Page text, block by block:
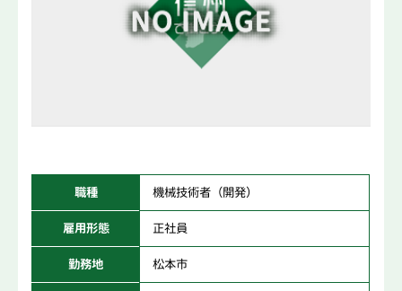
職種 機械技術者（開発）
雇用形態 正社員
勤務地 松本市